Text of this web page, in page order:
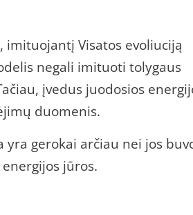
Visatos evoliuciją
negali imituoti tolygaus
įvedus juodosios
duomenis.
gerokai arčiau nei jos
jūros.